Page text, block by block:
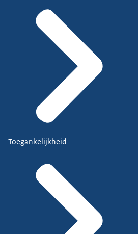
Toegankelijkheid